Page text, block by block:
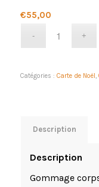
€55,00
Catégories : Carte de Noël,
Description
Description
Gommage